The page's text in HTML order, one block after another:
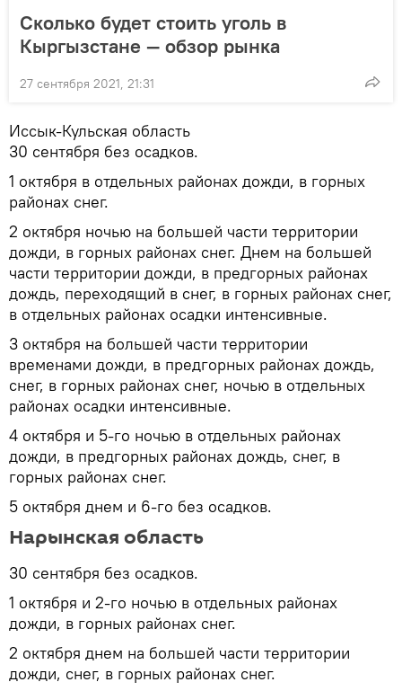
Сколько будет стоить уголь в
Кыргызстане — обзор рынка
27 сентября 2021, 21:31
Иссык-Кульская область
30 сентября без осадков.
1 октября в отдельных районах дожди, в горных
районах снег.
2 октября ночью на большей части территории
дожди, в горных районах снег. Днем на большей
части территории дожди, в предгорных районах
дождь, переходящий в снег, в горных районах снег,
в отдельных районах осадки интенсивные.
3 октября на большей части территории
временами дожди, в предгорных районах дождь,
снег, в горных районах снег, ночью в отдельных
районах осадки интенсивные.
4 октября и 5-го ночью в отдельных районах
дожди, в предгорных районах дождь, снег, в
горных районах снег.
5 октября днем и 6-го без осадков.
Нарынская область
30 сентября без осадков.
1 октября и 2-го ночью в отдельных районах
дожди, в горных районах снег.
2 октября днем на большей части территории
дожди, снег, в горных районах снег.